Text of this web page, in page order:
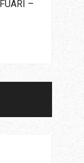
–